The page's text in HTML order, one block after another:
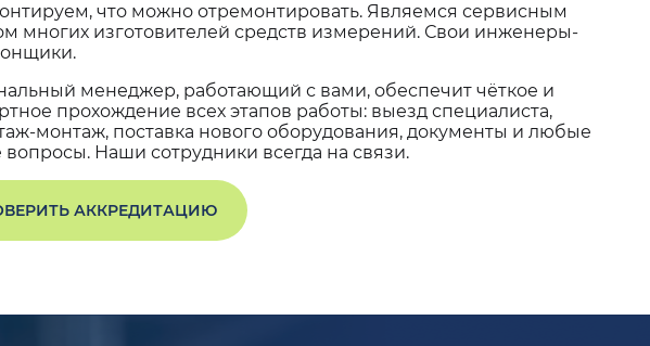
что можно отремонтировать. Являемся сервисным
многих изготовителей средств измерений. Свои инженеры-
менеджер, работающий с вами, обеспечит чёткое и
прохождение всех этапов работы: выезд специалиста,
монтаж, поставка нового оборудования, документы и любые
вопросы. Наши сотрудники всегда на связи.
АККРЕДИТАЦИЮ